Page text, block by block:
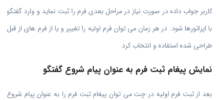
کاربر جواب داده در صورت نیاز در مراحل بعدی فرم را ثبت نماید و وارد گفتگو
با اپراتورها شود. در هر زمان می توان فرم اولیه را تغییر و یا از فرم های از قبل
طراحی شده استفاده و انتخاب کرد
نمایش پیغام ثبت فرم به عنوان پیام شروع گفتگو
بعد از ثبت فرم اولیه در چت می توان پیغام ثبت فرم را به عنوان پیام شروع